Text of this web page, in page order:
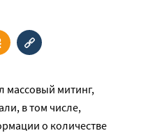
массовый митинг,
в том числе,
о количестве